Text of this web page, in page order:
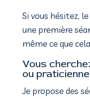
Si vous hésitez,
une première
même ce que
Vous
ou
Je propose des